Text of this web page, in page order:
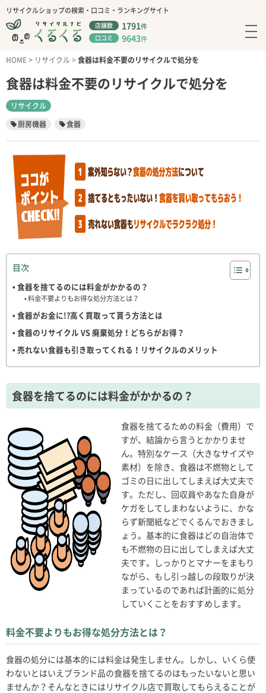
リサイクルショップの検索・口コミ・ランキングサイト
店舗数 1791件
口コミ 9643件
HOME> リサイクル>食器は料金不要のリサイクルで処分を
食器は料金不要のリサイクルで処分を
リサイクル
厨房機器
食器
目次
食器を捨てるのには料金がかかるの？
料金不要よりもお得な処分方法とは？
食器がお金に!?高く買取って貰う方法とは
食器のリサイクル VS 廃棄処分！どちらがお得？
売れない食器も引き取ってくれる！リサイクルのメリット
食器を捨てるのには料金がかかるの？
食器を捨てるための料金（費用）で
すが、結論から言うとかかりませ
ん。特別なケース（大きなサイズや
素材）を除き、食器は不燃物として
ゴミの日に出してしまえば大丈夫で
す。ただし、回収員やあなた自身が
ケガをしてしまわないように、かな
らず新聞紙などでくるんでおきまし
ょう。基本的に食器はどの自治体で
も不燃物の日に出してしまえば大丈
夫です。しっかりとマナーをまもり
ながら、もし引っ越しの段取りが決
まっているのであれば計画的に処分
していくことをおすすめします。
料金不要よりもお得な処分方法とは？
食器の処分には基本的には料金は発生しません。しかし、いくら使
わないとはいえブランド品の食器を捨てるのはもったいないと思い
ませんか？そんなときにはリサイクル店で買取してもらえることが